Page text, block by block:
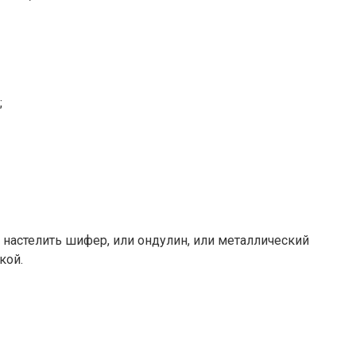
шифер, или ондулин, или металлический